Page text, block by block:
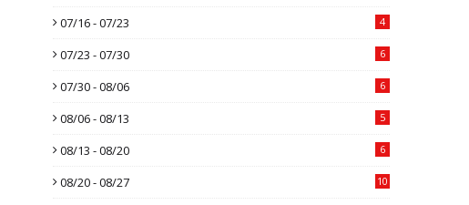
07/16 - 07/23 4
07/23 - 07/30 6
07/30 - 08/06 6
08/06 - 08/13 5
08/13 - 08/20 6
08/20 - 08/27 10